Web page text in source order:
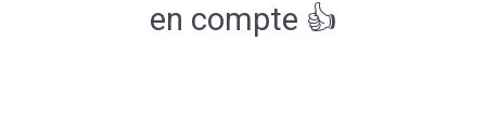
en compte 👍